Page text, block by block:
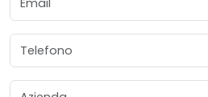
Telefono
Azienda